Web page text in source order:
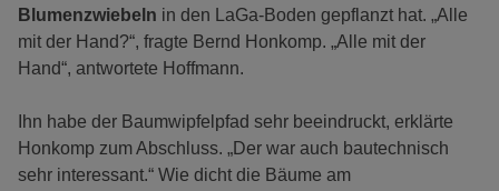
Blumenzwiebeln in den LaGa-Boden gepflanzt hat. „Alle
mit der Hand?“, fragte Bernd Honkomp. „Alle mit der
Hand“, antwortete Hoffmann.
Ihn habe der Baumwipfelpfad sehr beeindruckt, erklärte
Honkomp zum Abschluss. „Der war auch bautechnisch
sehr interessant.“ Wie dicht die Bäume am